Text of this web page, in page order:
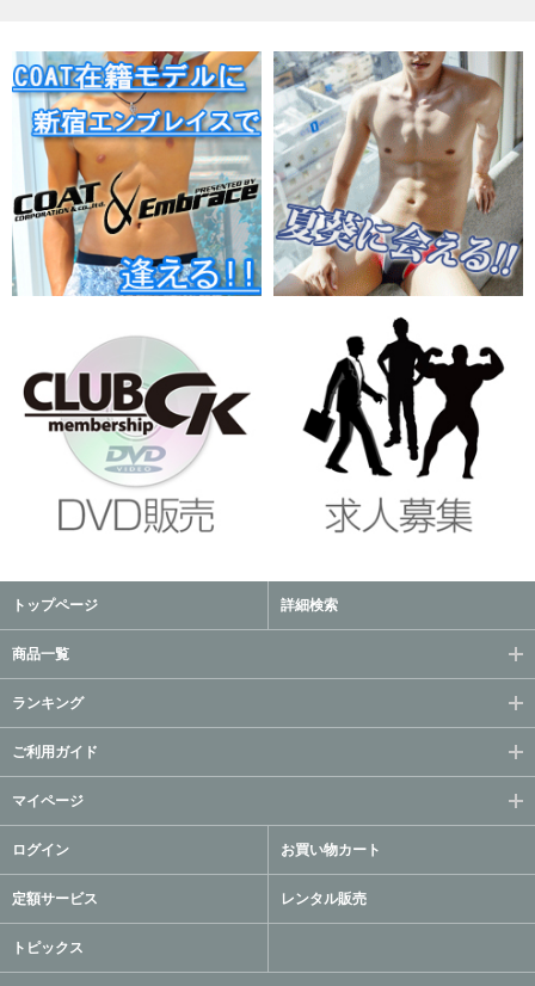
トップページ 詳細検索
商品一覧
ランキング
ご利用ガイド
マイページ
ログイン お買い物カート
定額サービス レンタル販売
トピックス